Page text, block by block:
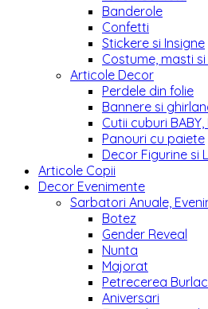
Banderole
Confetti
Stickere si Insigne
Costume, masti
Articole Decor
Perdele din folie
Bannere si
Cutii cuburi BABY,
Panouri cu paiete
Decor Figurine si
Articole Copii
Decor Evenimente
Sarbatori Anuale,
Botez
Gender Reveal
Nunta
Majorat
Petrecerea
Aniversari